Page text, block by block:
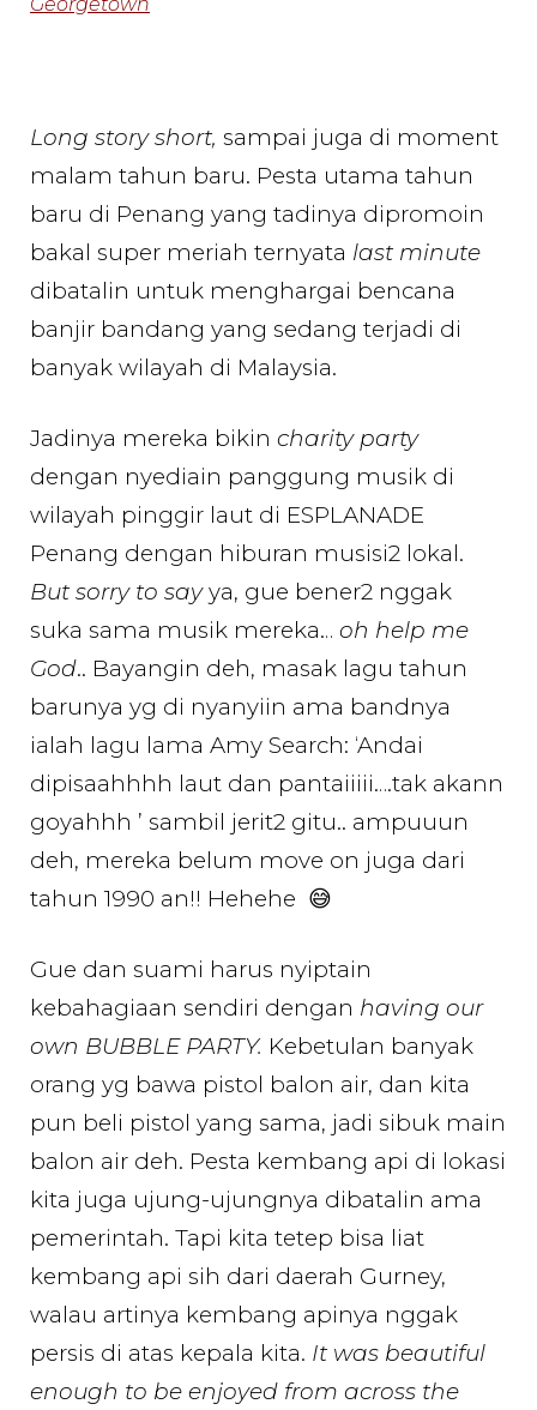
Long story short, sampai juga di moment
malam tahun baru. Pesta utama tahun
baru di Penang yang tadinya dipromoin
bakal super meriah ternyata last minute
dibatalin untuk menghargai bencana
banjir bandang yang sedang terjadi di
banyak wilayah di Malaysia.
Jadinya mereka bikin charity party
dengan nyediain panggung musik di
wilayah pinggir laut di ESPLANADE
Penang dengan hiburan musisi2 lokal.
But sorry to sayya, gue bener2 nggak
suka sama musik mereka… oh help me
God.. Bayangin deh, masak lagu tahun
barunya yg di nyanyiin ama bandnya
ialah lagu lama Amy Search: ‘Andai
dipisaahhhh laut dan pantaiiiii….tak akann
goyahhh ’ sambil jerit2 gitu.. ampuuun
deh, mereka belum move on juga dari
tahun 1990 an!! Hehehe 😅
Gue dan suami harus nyiptain
kebahagiaan sendiri dengan having our
own BUBBLE PARTY. Kebetulan banyak
orang yg bawa pistol balon air, dan kita
pun beli pistol yang sama, jadi sibuk main
balon air deh. Pesta kembang api di lokasi
kita juga ujung-ujungnya dibatalin ama
pemerintah. Tapi kita tetep bisa liat
kembang api sih dari daerah Gurney,
walau artinya kembang apinya nggak
persis di atas kepala kita. It was beautiful
enough to be enjoyed from across the